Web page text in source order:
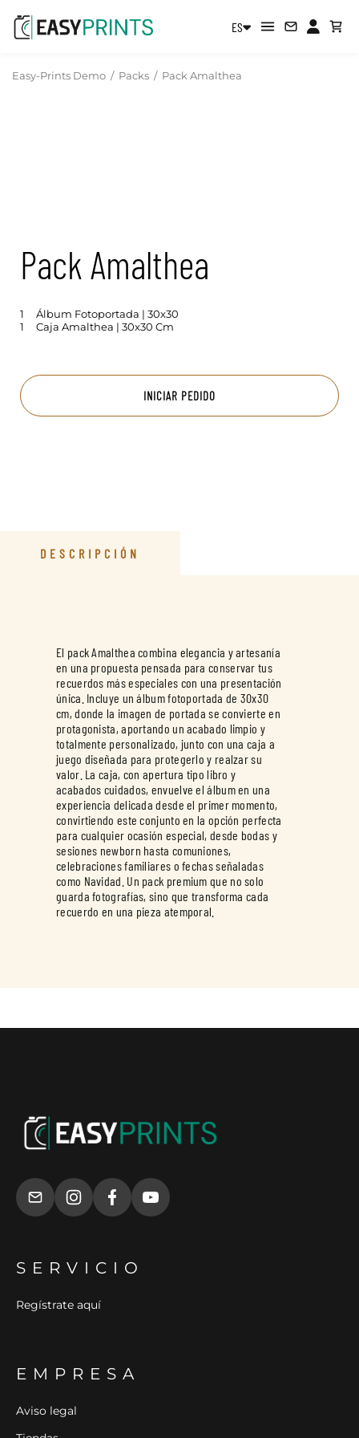
ES
Easy-Prints Demo / Packs / Pack Amalthea
Pack Amalthea
1
Álbum Fotoportada | 30x30
1
Caja Amalthea | 30x30 Cm
INICIAR PEDIDO
DESCRIPCIÓN
El pack Amalthea combina elegancia y artesanía
en una propuesta pensada para conservar tus
recuerdos más especiales con una presentación
única. Incluye un álbum fotoportada de 30x30
cm, donde la imagen de portada se convierte en
protagonista, aportando un acabado limpio y
totalmente personalizado, junto con una caja a
juego diseñada para protegerlo y realzar su
valor. La caja, con apertura tipo libro y
acabados cuidados, envuelve el álbum en una
experiencia delicada desde el primer momento,
convirtiendo este conjunto en la opción perfecta
para cualquier ocasión especial, desde bodas y
sesiones newborn hasta comuniones,
celebraciones familiares o fechas señaladas
como Navidad. Un pack premium que no solo
guarda fotografías, sino que transforma cada
recuerdo en una pieza atemporal.
SERVICIO
Regístrate aquí
EMPRESA
Aviso legal